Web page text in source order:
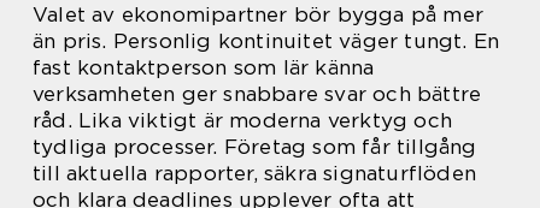
Valet av ekonomipartner bör bygga på mer
än pris. Personlig kontinuitet väger tungt. En
fast kontaktperson som lär känna
verksamheten ger snabbare svar och bättre
råd. Lika viktigt är moderna verktyg och
tydliga processer. Företag som får tillgång
till aktuella rapporter, säkra signaturflöden
och klara deadlines upplever ofta att